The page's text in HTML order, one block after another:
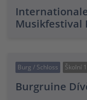
Musikfestival
Burg / Schloss Školní
Burgruine